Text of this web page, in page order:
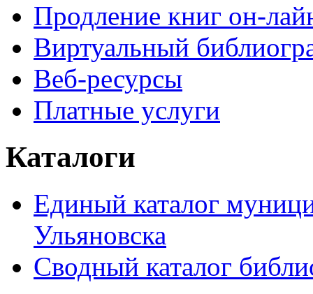
Продление книг он-
Виртуальный
Веб-ресурсы
Платные услуги
Каталоги
Единый каталог
Ульяновска
Сводный каталог